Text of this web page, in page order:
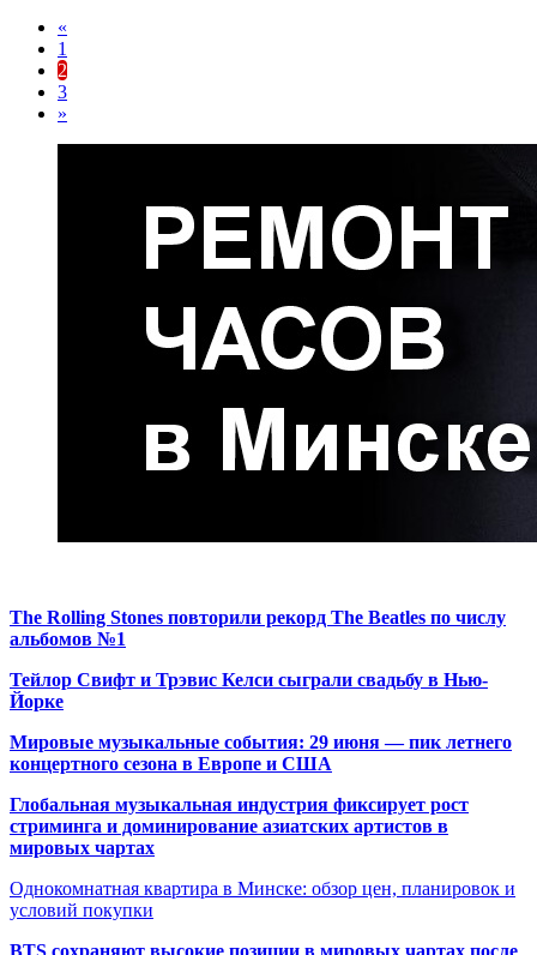
«
1
2
3
»
The Rolling Stones повторили рекорд The Beatles по числу
альбомов №1
Тейлор Свифт и Трэвис Келси сыграли свадьбу в Нью-
Йорке
Мировые музыкальные события: 29 июня — пик летнего
концертного сезона в Европе и США
Глобальная музыкальная индустрия фиксирует рост
стриминга и доминирование азиатских артистов в
мировых чартах
Однокомнатная квартира в Минске: обзор цен, планировок и
условий покупки
BTS сохраняют высокие позиции в мировых чартах после